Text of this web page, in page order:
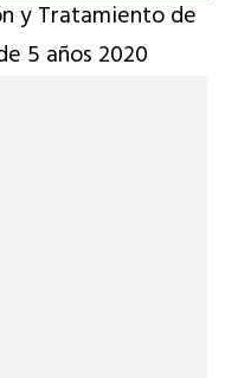
y Tratamiento de
5 años 2020